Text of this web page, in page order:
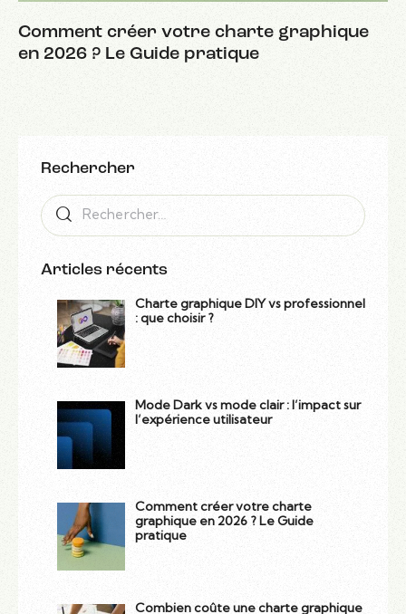
Comment créer votre charte graphique
en 2026 ? Le Guide pratique
Rechercher
Articles récents
Charte graphique DIY vs professionnel
: que choisir ?
Mode Dark vs mode clair : l’impact sur
l’expérience utilisateur
Comment créer votre charte
graphique en 2026 ? Le Guide
pratique
Combien coûte une charte graphique